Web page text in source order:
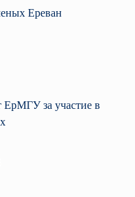
Ереван
ЕрМГУ за участие в